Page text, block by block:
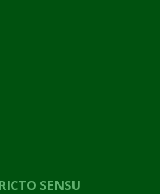
SENSU